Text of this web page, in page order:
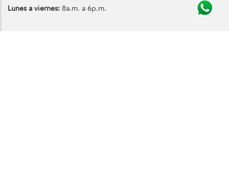
Lunes a viernes: 8a.m. a 6p.m.